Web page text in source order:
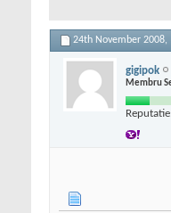
24th November 2008,
gigipok
Membru